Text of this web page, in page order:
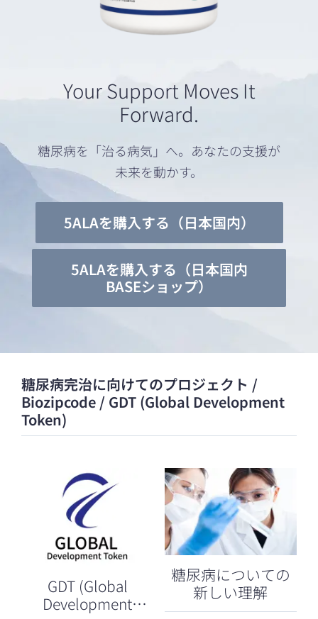
Your Support Moves It
Forward.
糖尿病を「治る病気」へ。あなたの支援が
未来を動かす。
5ALAを購入する（日本国内）
5ALAを購入する（日本国内
BASEショップ）
糖尿病完治に向けてのプロジェクト /
Biozipcode / GDT (Global Development
Token)
GDT (Global
Development
糖尿病についての
新しい理解